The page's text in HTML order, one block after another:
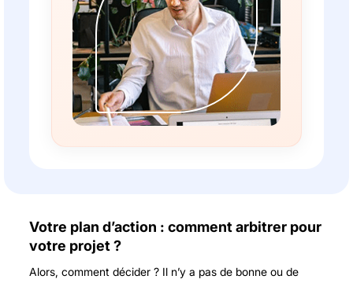
Votre plan d’action : comment arbitrer pour
votre projet ?
Alors, comment décider ? Il n’y a pas de bonne ou de